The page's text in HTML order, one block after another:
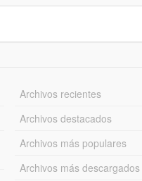
Archivos recientes
Archivos destacados
Archivos más populares
Archivos más descargados